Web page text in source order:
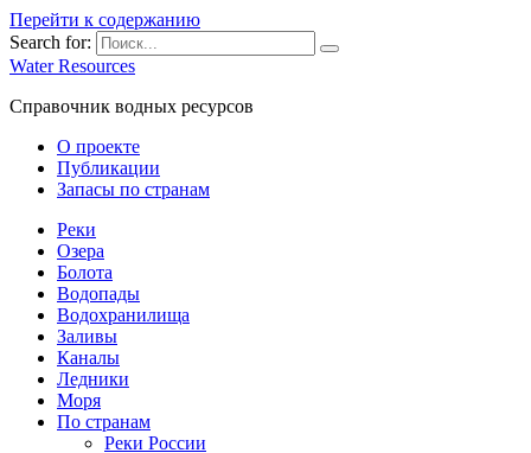
Перейти к содержанию
Search for:
Water Resources
Справочник водных ресурсов
О проекте
Публикации
Запасы по странам
Реки
Озера
Болота
Водопады
Водохранилища
Заливы
Каналы
Ледники
Моря
По странам
Реки России